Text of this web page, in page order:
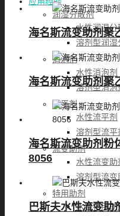
润湿分散剂
水性润湿分
溶剂型润湿
消泡剂
水性消泡剂
溶剂型消泡
流平剂
水性流平剂
溶剂型流平
流变助剂
水性流变助
溶剂型流变
特用助剂
水性特用助
海名斯流变助剂聚
海名斯流变助剂聚
海名斯流变助剂粉
8056
巴斯夫水性流变助